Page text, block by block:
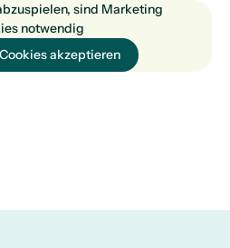
sind Marketing
notwendig
akzeptieren